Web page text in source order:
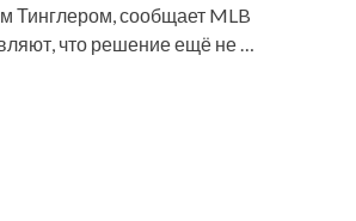
Тинглером, сообщает MLB
что решение ещё не …